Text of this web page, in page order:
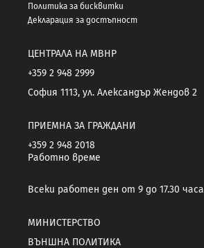
Политика за бисквитки
Декларация за достъпност
ЦЕНТРАЛА НА МВНР
+359 2 948 2999
София 1113, ул. Александър Жендов 2
ПРИЕМНА ЗА ГРАЖДАНИ
+359 2 948 2018
Работно време
Всеки работен ден от 9 до 17.30 часа
МИНИСТЕРСТВО
ВЪНШНА ПОЛИТИКА